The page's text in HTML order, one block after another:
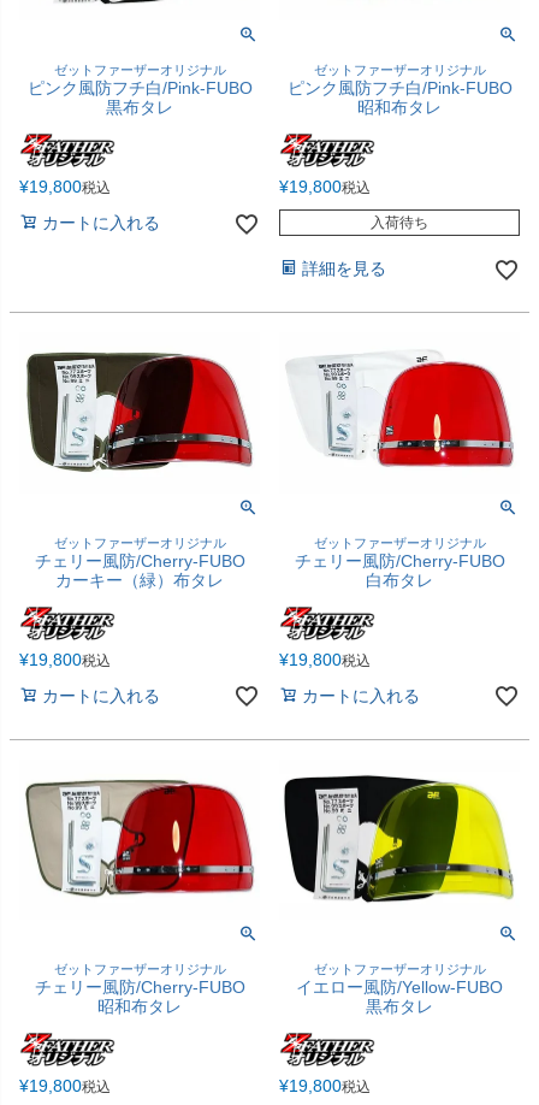
ゼットファーザーオリジナル
ピンク風防フチ白/Pink-FUBO
黒布タレ
¥19,800税込
カートに入れる
ゼットファーザーオリジナル
ピンク風防フチ白/Pink-FUBO
昭和布タレ
¥19,800税込
入荷待ち
詳細を見る
ゼットファーザーオリジナル
チェリー風防/Cherry-FUBO
カーキー（緑）布タレ
¥19,800税込
カートに入れる
ゼットファーザーオリジナル
チェリー風防/Cherry-FUBO
白布タレ
¥19,800税込
カートに入れる
ゼットファーザーオリジナル
チェリー風防/Cherry-FUBO
昭和布タレ
¥19,800税込
ゼットファーザーオリジナル
イエロー風防/Yellow-FUBO
黒布タレ
¥19,800税込